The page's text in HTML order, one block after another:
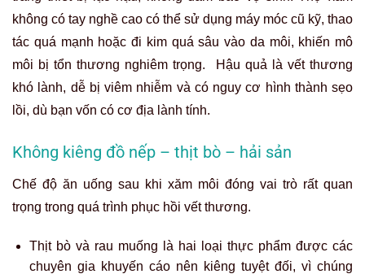
không có tay nghề cao có thể sử dụng máy móc cũ kỹ, thao
tác quá mạnh hoặc đi kim quá sâu vào da môi, khiến mô
môi bị tổn thương nghiêm trọng. Hậu quả là vết thương
khó lành, dễ bị viêm nhiễm và có nguy cơ hình thành sẹo
lồi, dù bạn vốn có cơ địa lành tính.
Không kiêng đồ nếp – thịt bò – hải sản
Chế độ ăn uống sau khi xăm môi đóng vai trò rất quan
trọng trong quá trình phục hồi vết thương.
Thịt bò và rau muống là hai loại thực phẩm được các
chuyên gia khuyến cáo nên kiêng tuyệt đối, vì chúng